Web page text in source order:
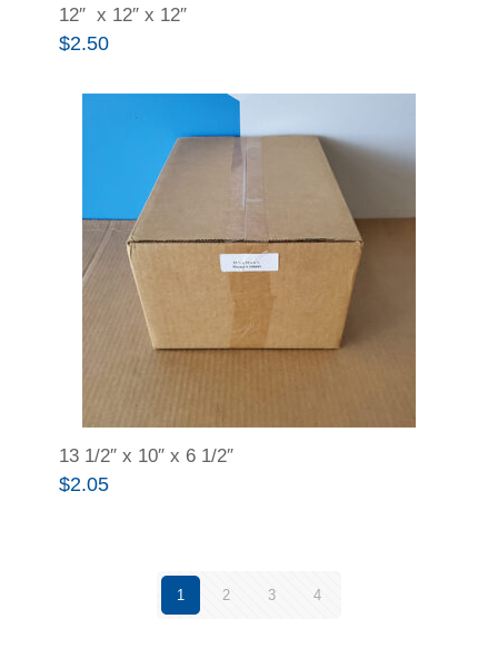
12″ x 12″ x 12″
$2.50
13 1/2″ x 10″ x 6 1/2″
$2.05
1 2 3 4